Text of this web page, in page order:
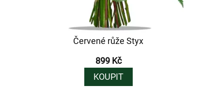
Červené růže Styx
899 Kč
KOUPIT